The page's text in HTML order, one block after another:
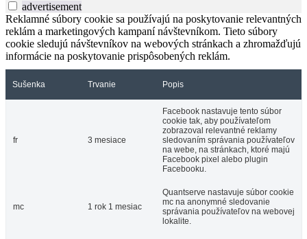
advertisement
Reklamné súbory cookie sa používajú na poskytovanie relevantných
reklám a marketingových kampaní návštevníkom. Tieto súbory
cookie sledujú návštevníkov na webových stránkach a zhromažďujú
informácie na poskytovanie prispôsobených reklám.
Sušenka Trvanie Popis
fr 3 mesiace
Facebook nastavuje tento súbor
cookie tak, aby používateľom
zobrazoval relevantné reklamy
sledovaním správania používateľov
na webe, na stránkach, ktoré majú
Facebook pixel alebo plugin
Facebooku.
mc 1 rok 1 mesiac
Quantserve nastavuje súbor cookie
mc na anonymné sledovanie
správania používateľov na webovej
lokalite.